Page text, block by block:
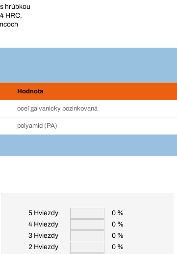
hrúbkou
HRC,
Hodnota
oceľ galvanicky pozinkovaná
polyamid (PA)
5 Hviezdy
0 %
4 Hviezdy
0 %
3 Hviezdy
0 %
2 Hviezdy
0 %